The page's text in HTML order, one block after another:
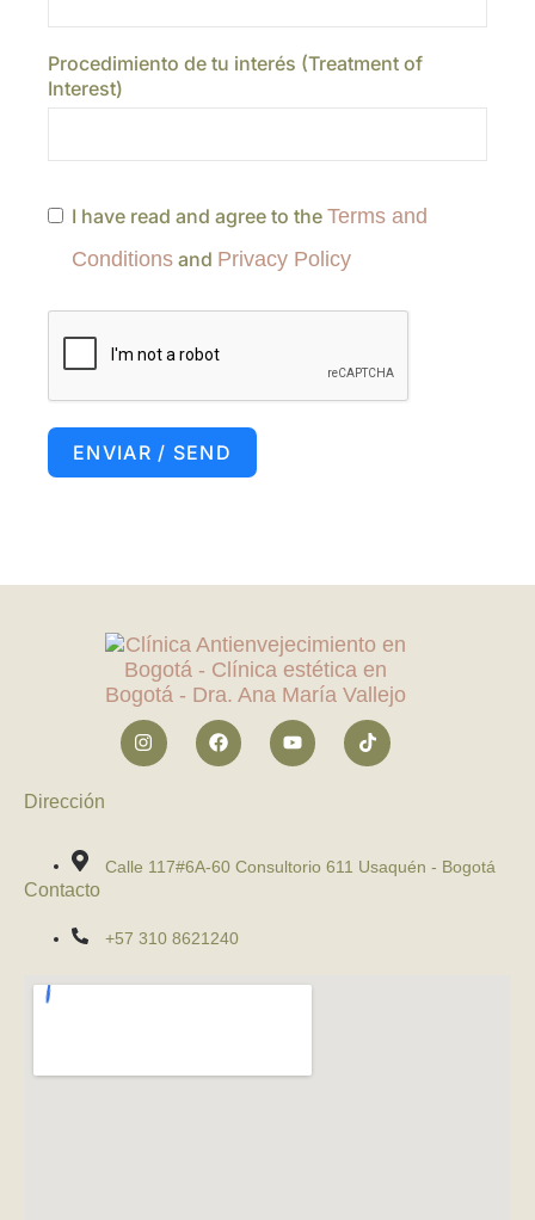
Procedimiento de tu interés (Treatment of
Interest)
I have read and agree to the Terms and
Conditions and Privacy Policy
ENVIAR / SEND
Dirección
Calle 117#6A-60 Consultorio 611 Usaquén - Bogotá
Contacto
+57 310 8621240